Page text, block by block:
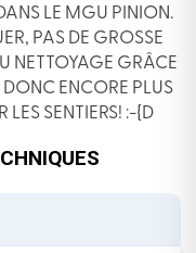
LE MGU PINION.
PAS DE GROSSE
NETTOYAGE GRÂCE
ENCORE PLUS
LES SENTIERS! :-{D